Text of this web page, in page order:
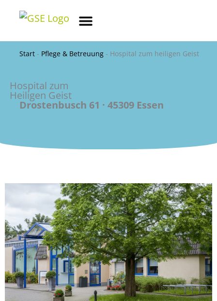
springen
Inhalt
springen
Start - Pflege & Betreuung - Hospital zum heiligen Geist
Hospital zum
Heiligen Geist
Drostenbusch 61 · 45309 Essen